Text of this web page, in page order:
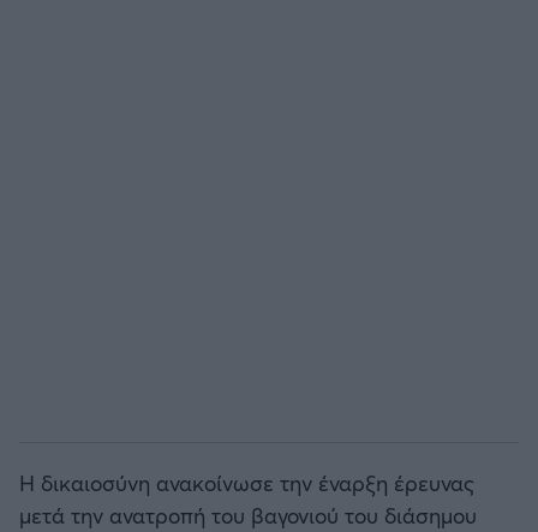
Η δικαιοσύνη ανακοίνωσε την έναρξη έρευνας
μετά την ανατροπή του βαγονιού του διάσημου